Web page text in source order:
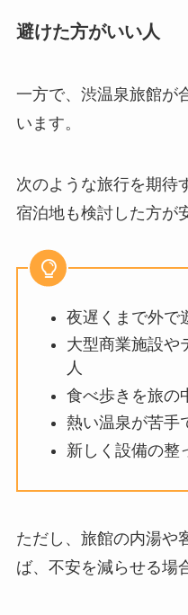
避けた方がいい人
一方で、渋温泉旅館が
います。
次のような旅行を期待
宿泊地も検討した方が
夜遅くまで外で
大型商業施設や
人
食べ歩きを旅の
熱い温泉が苦手
新しく設備の整
ただし、旅館の内湯や
ば、不安を減らせる場